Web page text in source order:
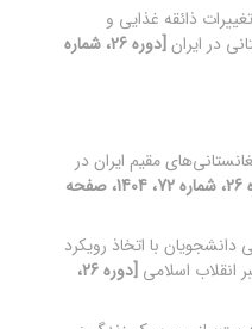
ذائقه غذایی و
در ایران
[دوره 26، شماره
مقیم ایران در
[دوره 26، شماره 72، 1404، صفحه
با اتخاذ رویکرد
انقلاب اسلامی
[دوره 26،